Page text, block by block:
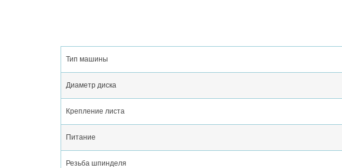
Тип машины
Диаметр диска
Крепление листа
Питание
Резьба шпинделя